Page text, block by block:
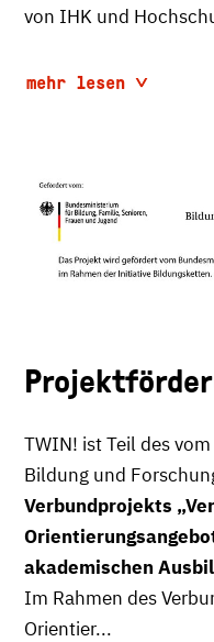
von IHK und
mehr lesen
TWIN! ist Teil des
Bildung und
Verbundprojekts
akademischen
Im Rahmen des
Orientier...